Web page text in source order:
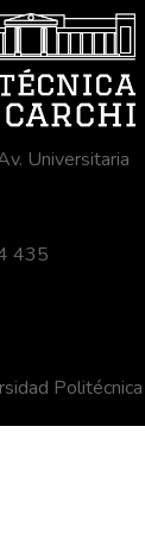
Universitaria
435